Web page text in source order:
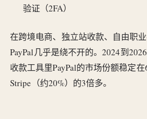
验证（2FA）
在跨境电商、独立站收款、自由职业
PayPal几乎是绕不开的。2024到
收款工具里PayPal的市场份额稳定
Stripe（约20%）的3倍多。